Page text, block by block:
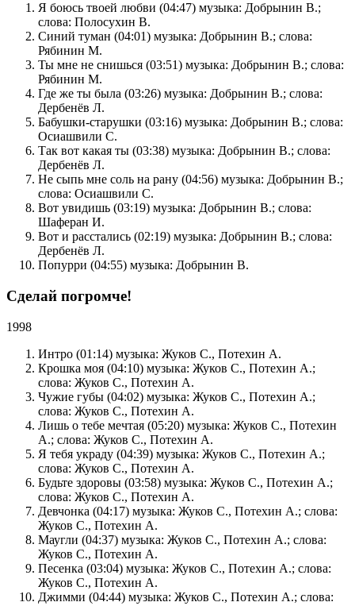
Я боюсь твоей любви (04:47) музыка: Добрынин В.;
слова: Полосухин В.
Синий туман (04:01) музыка: Добрынин В.; слова:
Рябинин М.
Ты мне не снишься (03:51) музыка: Добрынин В.; слова:
Рябинин М.
Где же ты была (03:26) музыка: Добрынин В.; слова:
Дербенёв Л.
Бабушки-старушки (03:16) музыка: Добрынин В.; слова:
Осиашвили С.
Так вот какая ты (03:38) музыка: Добрынин В.; слова:
Дербенёв Л.
Не сыпь мне соль на рану (04:56) музыка: Добрынин В.;
слова: Осиашвили С.
Вот увидишь (03:19) музыка: Добрынин В.; слова:
Шаферан И.
Вот и расстались (02:19) музыка: Добрынин В.; слова:
Дербенёв Л.
Попурри (04:55) музыка: Добрынин В.
Сделай погромче!
1998
Интро (01:14) музыка: Жуков С., Потехин А.
Крошка моя (04:10) музыка: Жуков С., Потехин А.;
слова: Жуков С., Потехин А.
Чужие губы (04:02) музыка: Жуков С., Потехин А.;
слова: Жуков С., Потехин А.
Лишь о тебе мечтая (05:20) музыка: Жуков С., Потехин
А.; слова: Жуков С., Потехин А.
Я тебя украду (04:39) музыка: Жуков С., Потехин А.;
слова: Жуков С., Потехин А.
Будьте здоровы (03:58) музыка: Жуков С., Потехин А.;
слова: Жуков С., Потехин А.
Девчонка (04:17) музыка: Жуков С., Потехин А.; слова:
Жуков С., Потехин А.
Маугли (04:37) музыка: Жуков С., Потехин А.; слова:
Жуков С., Потехин А.
Песенка (03:04) музыка: Жуков С., Потехин А.; слова:
Жуков С., Потехин А.
Джимми (04:44) музыка: Жуков С., Потехин А.; слова: